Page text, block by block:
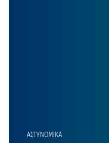
ΑΣΤΥΝΟΜΙΚΑ